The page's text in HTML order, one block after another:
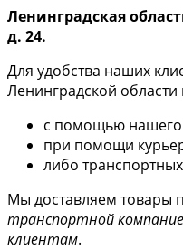
Ленинградская
д. 24.
Для удобства наших
Ленинградской
с помощью нашего
при помощи
либо
Мы доставляем товары
транспортной
клиентам.